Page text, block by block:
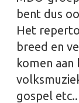
bent dus
Het
breed en
komen
gospel etc..